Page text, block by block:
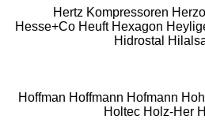
Hertz Kompressoren
Hesse+Co Heuft Hexagon
Hidrostal
Hoffman Hoffmann Hofmann
Holtec Holz-Her